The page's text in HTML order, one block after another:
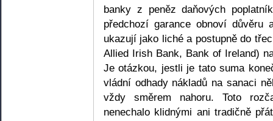
banky z peněz daňových
předchozí garance obnoví
ukazují jako liché a postupně do
Allied Irish Bank, Bank of Ireland)
Je otázkou, jestli je tato suma
vládní odhady nákladů na sanaci
vždy směrem nahoru. Toto
nenechalo klidnými ani tradičně